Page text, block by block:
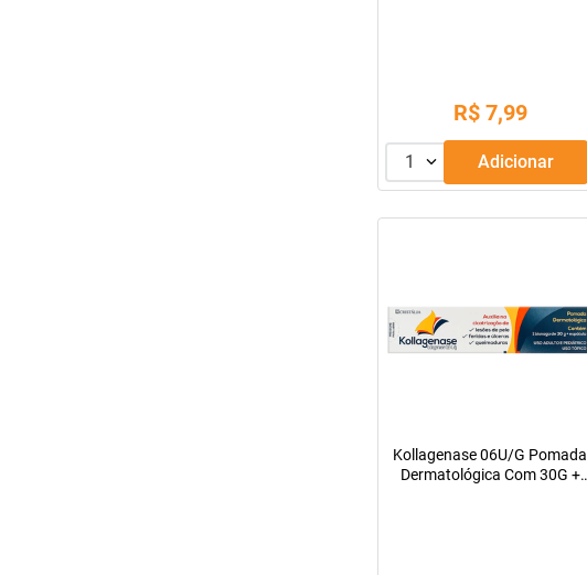
R$ 7,99
1 Adicionar
Kollagenase 06U/G Pomada
Dermatológica Com 30G +